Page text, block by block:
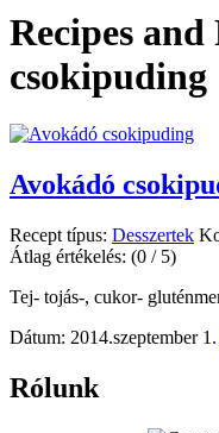
Recipes and
csokipuding
Avokádó
Recept típus: Desszertek
Átlag értékelés: (0 / 5)
Tej- tojás-, cukor-
Dátum: 2014.szeptember 1.
Rólunk